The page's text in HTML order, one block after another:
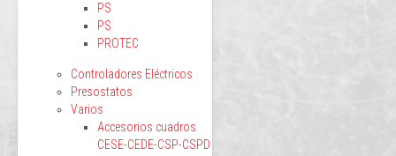
PS
PS
PROTEC
Controladores Eléctricos
Presostatos
Varios
Accesorios cuadros
CESE-CEDE-CSP-CSPD